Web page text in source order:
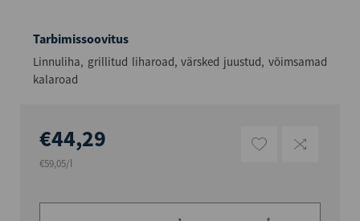
Tarbimissoovitus
Linnuliha, grillitud liharoad, värsked juustud, võimsamad
kalaroad
€44,29
€59,05/l